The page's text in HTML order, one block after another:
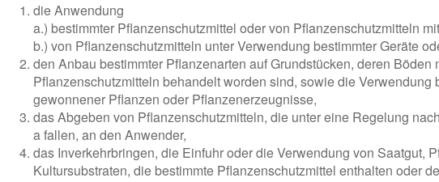
die Anwendung
a.) bestimmter Pflanzenschutzmittel oder von Pflanzenschutzmitteln
b.) von Pflanzenschutzmitteln unter Verwendung bestimmter Geräte
den Anbau bestimmter Pflanzenarten auf Grundstücken, deren Böden
Pflanzenschutzmitteln behandelt worden sind, sowie die Verwendung
gewonnener Pflanzen oder Pflanzenerzeugnisse,
das Abgeben von Pflanzenschutzmitteln, die unter eine Regelung
a fallen, an den Anwender,
das Inverkehrbringen, die Einfuhr oder die Verwendung von Saatgut,
Kultursubstraten, die bestimmte Pflanzenschutzmittel enthalten oder